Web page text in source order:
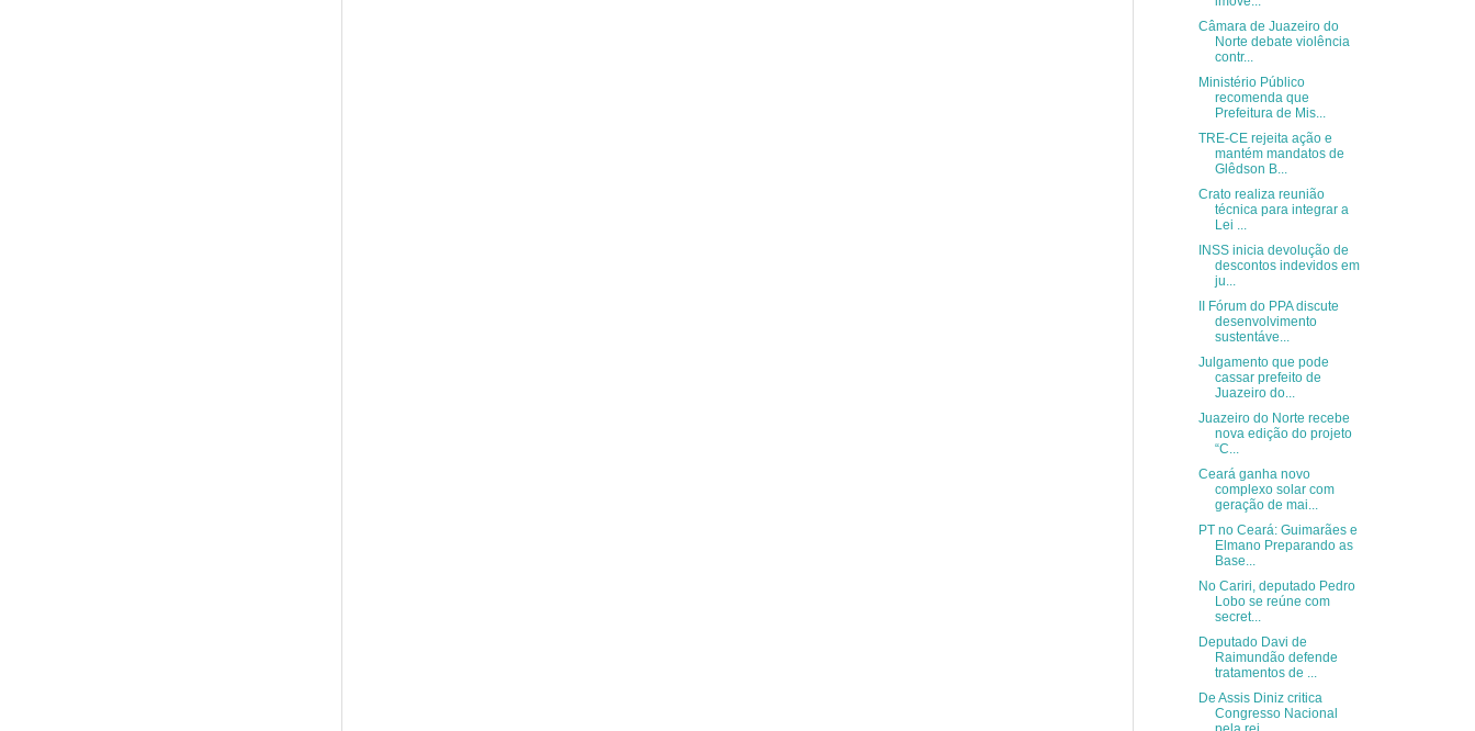
Câmara de Juazeiro do
Norte debate violência
contr...
Ministério Público
recomenda que
Prefeitura de Mis...
TRE-CE rejeita ação e
mantém mandatos de
Glêdson B...
Crato realiza reunião
técnica para integrar a
Lei ...
INSS inicia devolução de
descontos indevidos em
ju...
II Fórum do PPA discute
desenvolvimento
sustentáve...
Julgamento que pode
cassar prefeito de
Juazeiro do...
Juazeiro do Norte recebe
nova edição do projeto
“C...
Ceará ganha novo
complexo solar com
geração de mai...
PT no Ceará: Guimarães e
Elmano Preparando as
Base...
No Cariri, deputado Pedro
Lobo se reúne com
secret...
Deputado Davi de
Raimundão defende
tratamentos de ...
De Assis Diniz critica
Congresso Nacional